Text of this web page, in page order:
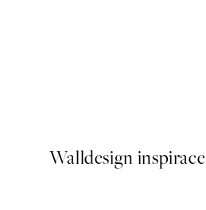
Walldesign inspirace